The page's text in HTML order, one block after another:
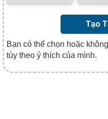
Tạo
Bạn có thể chọn hoặc
tùy theo ý thích của mình.